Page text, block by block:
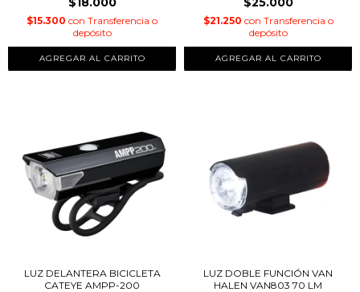
$15.300 con Transferencia o
depósito
$21.250 con Transferencia o
depósito
LUZ DELANTERA BICICLETA
CATEYE AMPP-200
LUZ DOBLE FUNCIÓN VAN
HALEN VAN803 70 LM